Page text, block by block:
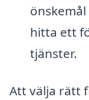
hitta ett
tjänster.
Att välja rätt